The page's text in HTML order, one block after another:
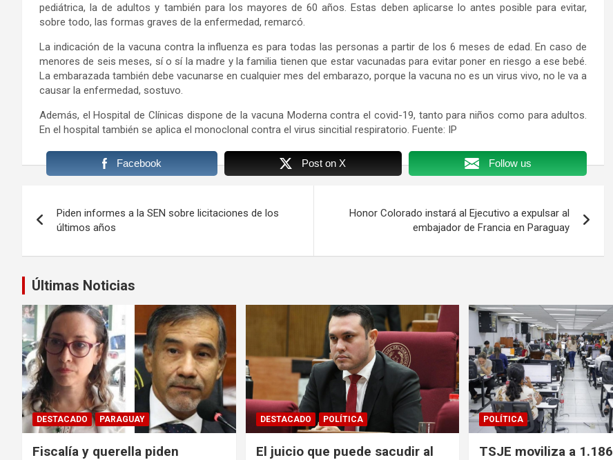
pediátrica, la de adultos y también para los mayores de 60 años. Estas deben aplicarse lo antes posible para evitar,
sobre todo, las formas graves de la enfermedad, remarcó.
La indicación de la vacuna contra la influenza es para todas las personas a partir de los 6 meses de edad. En caso de
menores de seis meses, sí o sí la madre y la familia tienen que estar vacunadas para evitar poner en riesgo a ese bebé.
La embarazada también debe vacunarse en cualquier mes del embarazo, porque la vacuna no es un virus vivo, no le va a
causar la enfermedad, sostuvo.
Además, el Hospital de Clínicas dispone de la vacuna Moderna contra el covid-19, tanto para niños como para adultos.
En el hospital también se aplica el monoclonal contra el virus sincitial respiratorio. Fuente: IP
Facebook Post on X Follow us
de
entradas
Piden informes a la SEN sobre licitaciones de los
últimos años
Honor Colorado instará al Ejecutivo a expulsar al
embajador de Francia en Paraguay
Últimas Noticias
DESTACADO PARAGUAY
Fiscalía y querella piden
DESTACADO POLÍTICA
El juicio que puede sacudir al
POLÍTICA
TSJE moviliza a 1.186